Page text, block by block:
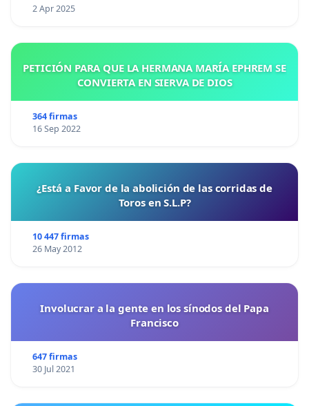
2 Apr 2025
PETICIÓN PARA QUE LA HERMANA MARÍA EPHREM SE
CONVIERTA EN SIERVA DE DIOS
364 firmas
16 Sep 2022
¿Está a Favor de la abolición de las corridas de
Toros en S.L.P?
10 447 firmas
26 May 2012
Involucrar a la gente en los sínodos del Papa
Francisco
647 firmas
30 Jul 2021